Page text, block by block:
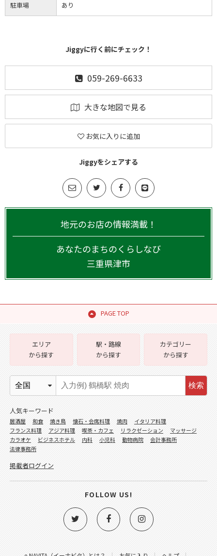
駐車場 あり
Jiggyに行く前にチェック！
059-269-6633
大きな地図で見る
お気に入りに追加
Jiggyをシェアする
地元のお店の情報満載！
あなたのまちのくらしなび
三重県津市
PAGE TOP
エリア
から探す
駅・路線
から探す
カテゴリー
から探す
検索
人気キーワード
居酒屋 和食 焼き鳥 懐石・会席料理 焼肉
イタリア料理
フランス料理
アジア料理 喫茶・カフェ リラクゼーション
マッサージ
カラオケ
ビジネスホテル 内科 小児科 動物病院
会計事務所
法律事務所
掲載者ログイン
FOLLOW US!